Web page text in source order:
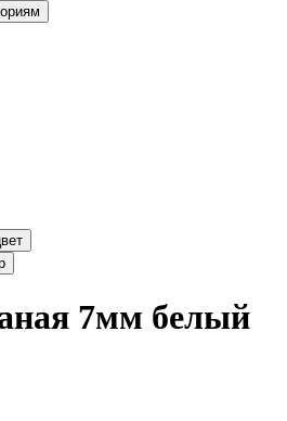
другой цвет
7мм белый